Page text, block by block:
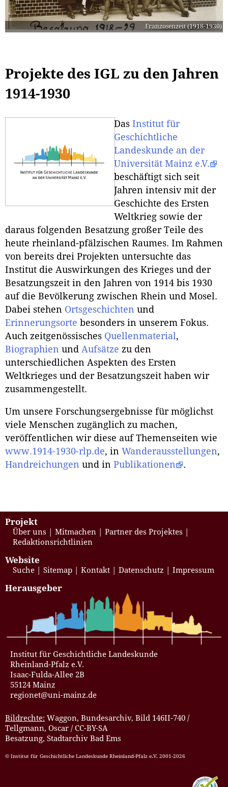
Franzosenzeit (1918-1930)
Projekte des IGL zu den Jahren
1914-1930
Das Institut für
Geschichtliche
Landeskunde an der
Universität Mainz e.V.
beschäftigt sich seit
Jahren intensiv mit der
Geschichte des Ersten
Weltkrieg sowie der
daraus folgenden Besatzung großer Teile des
heute rheinland-pfälzischen Raumes. Im Rahmen
von bereits drei Projekten untersuchte das
Institut die Auswirkungen des Krieges und der
Besatzungszeit in den Jahren von 1914 bis 1930
auf die Bevölkerung zwischen Rhein und Mosel.
Dabei stehen Ortsgeschichten und
Erinnerungsorte besonders in unserem Fokus.
Auch zeitgenössisches Quellenmaterial,
Biographien und Aufsätze zu den
unterschiedlichen Aspekten des Ersten
Weltkrieges und der Besatzungszeit haben wir
zusammengestellt.
Um unsere Forschungsergebnisse für möglichst
viele Menschen zugänglich zu machen,
veröffentlichen wir diese auf Themenseiten wie
www.1914-1930-rlp.de, in Wanderausstellungen,
Handreichungen und in Publikationen .
Projekt
Über uns Mitmachen
Partner des Projektes
Redaktionsrichtlinien
Website
Suche Sitemap Kontakt Datenschutz Impressum
Herausgeber
Institut für Geschichtliche Landeskunde
Rheinland-Pfalz e.V.
Isaac-Fulda-Allee 2B
55124 Mainz
regionet@uni-mainz.de
Bildrechte: Waggon, Bundesarchiv, Bild 146II-740 /
Tellgmann, Oscar / CC-BY-SA
Besatzung, Stadtarchiv Bad Ems
© Institut für Geschichtliche Landeskunde Rheinland-Pfalz e.V. 2001-2026